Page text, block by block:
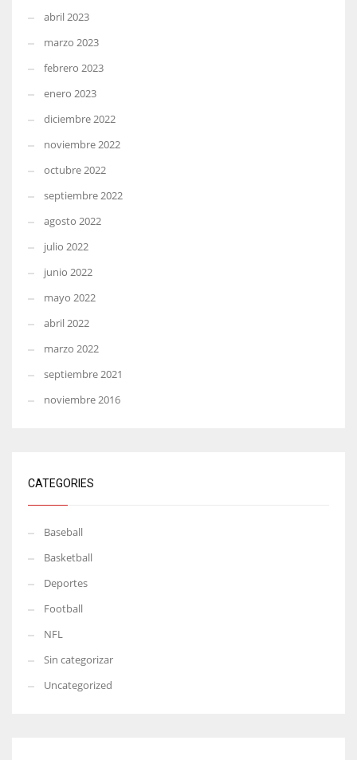
abril 2023
marzo 2023
febrero 2023
enero 2023
diciembre 2022
noviembre 2022
octubre 2022
septiembre 2022
agosto 2022
julio 2022
junio 2022
mayo 2022
abril 2022
marzo 2022
septiembre 2021
noviembre 2016
CATEGORIES
Baseball
Basketball
Deportes
Football
NFL
Sin categorizar
Uncategorized